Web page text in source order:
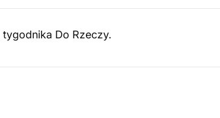
tygodnika Do Rzeczy.